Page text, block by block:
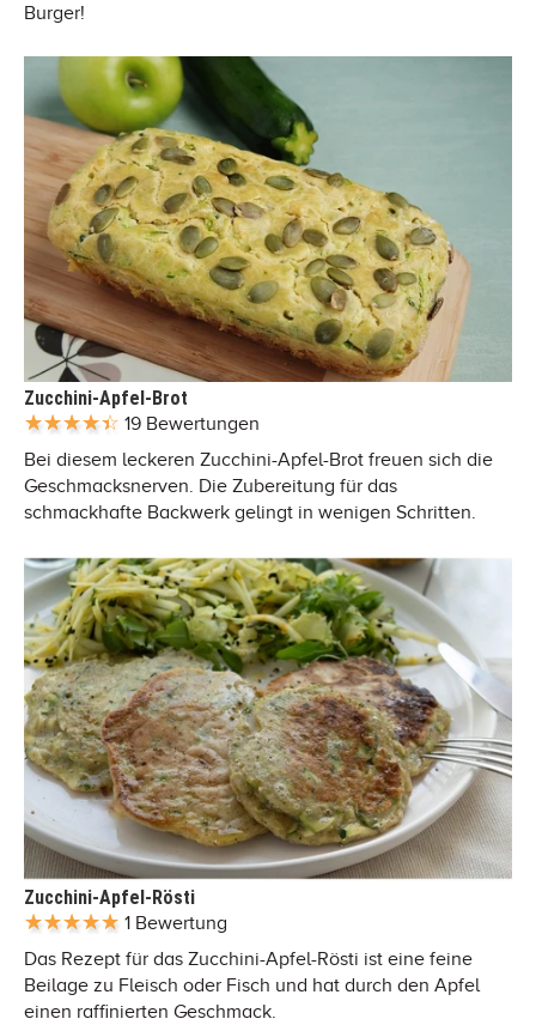
Burger!
Zucchini-Apfel-Brot
19 Bewertungen
Bei diesem leckeren Zucchini-Apfel-Brot freuen sich die
Geschmacksnerven. Die Zubereitung für das
schmackhafte Backwerk gelingt in wenigen Schritten.
Zucchini-Apfel-Rösti
1 Bewertung
Das Rezept für das Zucchini-Apfel-Rösti ist eine feine
Beilage zu Fleisch oder Fisch und hat durch den Apfel
einen raffinierten Geschmack.